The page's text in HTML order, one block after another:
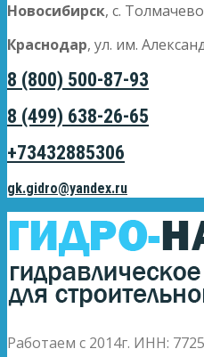
Новосибирск, с.
Краснодар, ул. им.
8 (800) 500-87-93
8 (499) 638-26-65
+73432885306
gk.gidro@yandex.ru
Работаем с 2014г. ИНН: